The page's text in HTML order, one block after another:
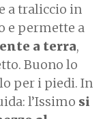
a traliccio in
e permette a
a terra,
Buono lo
per i piedi. In
l’Issimo si